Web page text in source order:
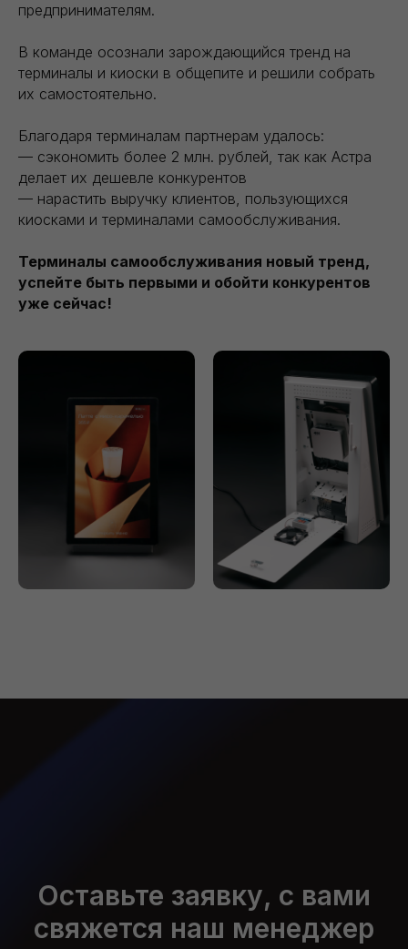
предпринимателям.
В команде осознали зарождающийся тренд на
терминалы и киоски в общепите и решили собрать
их самостоятельно.
Благодаря терминалам партнерам удалось:
— сэкономить более 2 млн. рублей, так как Астра
делает их дешевле конкурентов
— нарастить выручку клиентов, пользующихся
киосками и терминалами самообслуживания.
Терминалы самообслуживания новый тренд,
успейте быть первыми и обойти конкурентов
уже сейчас!
Оставьте заявку, с вами
свяжется наш менеджер